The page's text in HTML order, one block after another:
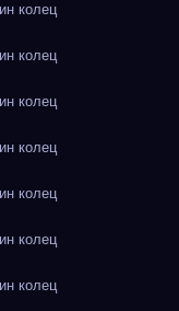
колец
колец
колец
колец
колец
колец
колец